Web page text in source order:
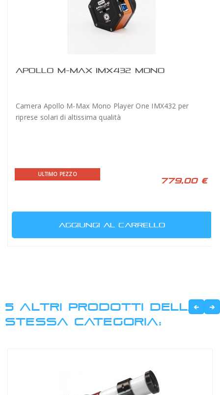
APOLLO M-MAX IMX432 MONO
Camera Apollo M-Max Mono Player One IMX432 per
riprese solari di altissima qualità
ULTIMO PEZZO
779,00 €
AGGIUNGI AL CARRELLO
5 ALTRI PRODOTTI DELLA
STESSA CATEGORIA: